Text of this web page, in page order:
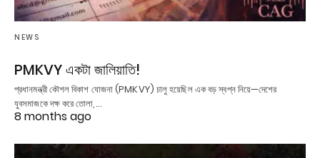
NEWS
PMKVY একটা জালিয়াতি!
প্রধানমন্ত্রী কৌশল বিকাশ যোজনা (PMKVY) চালু হয়েছিল এক বড় স্বপ্ন নিয়ে—দেশের
যুবসমাজকে দক্ষ করে তোলা,…
8 months ago